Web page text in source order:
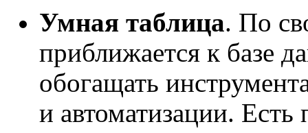
Умная таблица. По
приближается к базе
обогащать
и автоматизации.